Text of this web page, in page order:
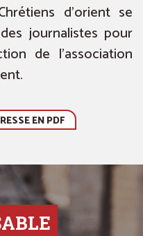
d’orient se
journalistes pour
de l’association
EN PDF